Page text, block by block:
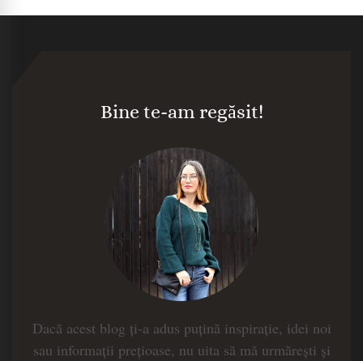
Bine te-am regăsit!
Dacă acest blog ți-a adus puțină inspirație, idei noi
sau informații prețioase, nu uita să mă urmărești și